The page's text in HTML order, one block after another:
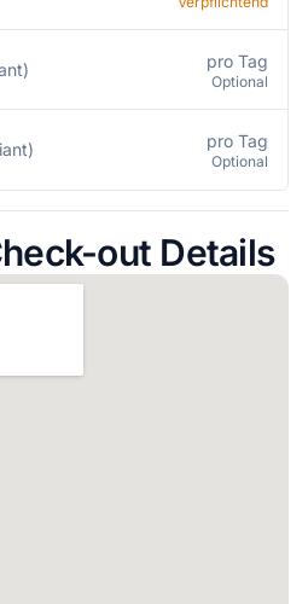
pro Tag
Optional
pro Tag
Optional
out Details